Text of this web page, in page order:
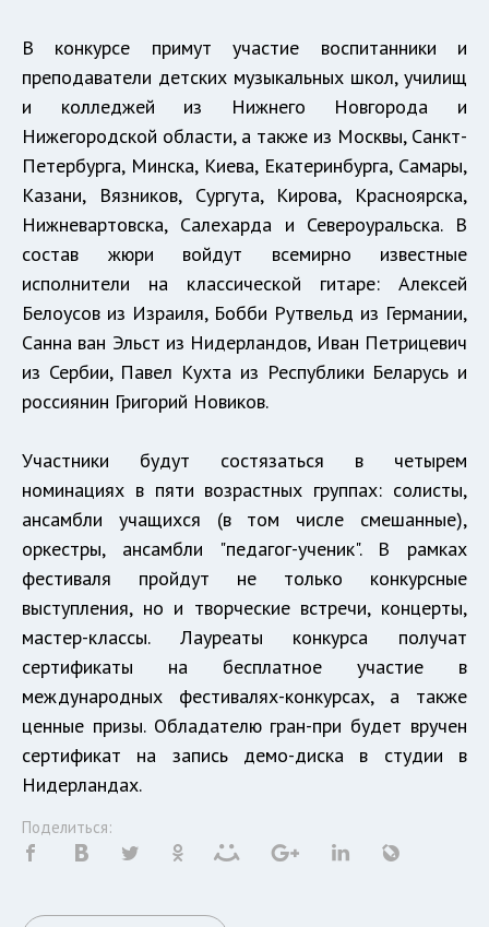
В конкурсе примут участие воспитанники и
преподаватели детских музыкальных школ, училищ
и колледжей из Нижнего Новгорода и
Нижегородской области, а также из Москвы, Санкт-
Петербурга, Минска, Киева, Екатеринбурга, Самары,
Казани, Вязников, Сургута, Кирова, Красноярска,
Нижневартовска, Салехарда и Североуральска. В
состав жюри войдут всемирно известные
исполнители на классической гитаре: Алексей
Белоусов из Израиля, Бобби Рутвельд из Германии,
Санна ван Эльст из Нидерландов, Иван Петрицевич
из Сербии, Павел Кухта из Республики Беларусь и
россиянин Григорий Новиков.
Участники будут состязаться в четырем
номинациях в пяти возрастных группах: солисты,
ансамбли учащихся (в том числе смешанные),
оркестры, ансамбли "педагог-ученик". В рамках
фестиваля пройдут не только конкурсные
выступления, но и творческие встречи, концерты,
мастер-классы. Лауреаты конкурса получат
сертификаты на бесплатное участие в
международных фестивалях-конкурсах, а также
ценные призы. Обладателю гран-при будет вручен
сертификат на запись демо-диска в студии в
Нидерландах.
Поделиться: